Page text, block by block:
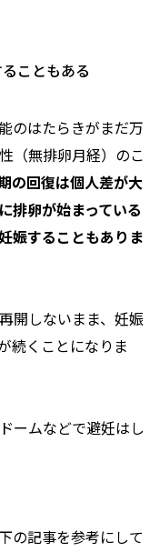
こともある
のはたらきがまだ万
（無排卵月経）のこ
の回復は個人差が大
排卵が始まっている
娠することもありま
開しないまま、妊娠
続くことになりま
ームなどで避妊はし
の記事を参考にして